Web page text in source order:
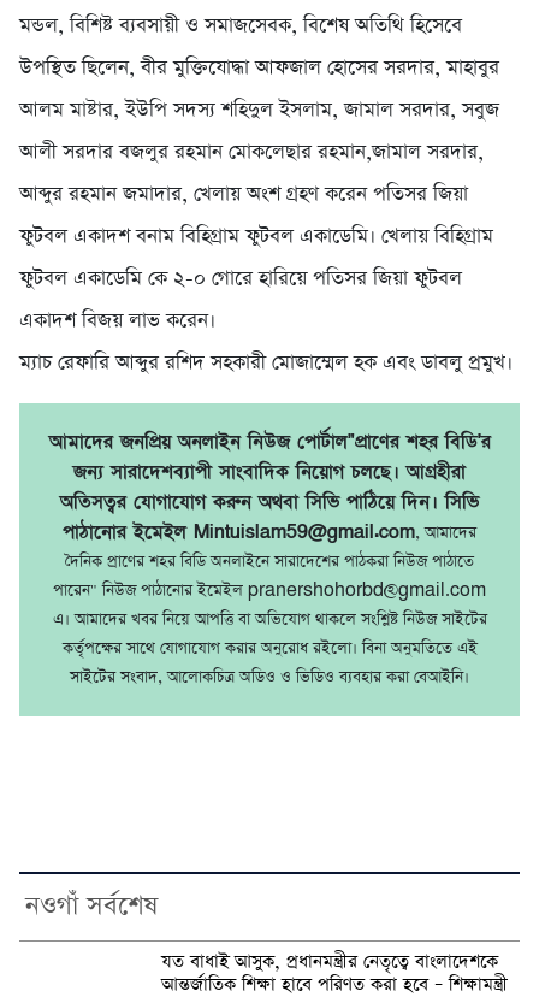
মন্ডল, বিশিষ্ট ব্যবসায়ী ও সমাজসেবক, বিশেষ অতিথি হিসেবে
উপস্থিত ছিলেন, বীর মুক্তিযোদ্ধা আফজাল হোসের সরদার, মাহাবুর
আলম মাষ্টার, ইউপি সদস্য শহিদুল ইসলাম, জামাল সরদার, সবুজ
আলী সরদার বজলুর রহমান মোকলেছার রহমান,জামাল সরদার,
আব্দুর রহমান জমাদার, খেলায় অংশ গ্রহণ করেন পতিসর জিয়া
ফুটবল একাদশ বনাম বিহিগ্রাম ফুটবল একাডেমি। খেলায় বিহিগ্রাম
ফুটবল একাডেমি কে ২-০ গোরে হারিয়ে পতিসর জিয়া ফুটবল
একাদশ বিজয় লাভ করেন।
ম্যাচ রেফারি আব্দুর রশিদ সহকারী মোজাম্মেল হক এবং ডাবলু প্রমুখ।
আমাদের জনপ্রিয় অনলাইন নিউজ পোর্টাল"প্রাণের শহর বিডি'র
জন্য সারাদেশব্যাপী সাংবাদিক নিয়োগ চলছে। আগ্রহীরা
অতিসত্বর যোগাযোগ করুন অথবা সিভি পাঠিয়ে দিন। সিভি
পাঠানোর ইমেইল Mintuislam59@gmail.com, আমাদের
দৈনিক প্রাণের শহর বিডি অনলাইনে সারাদেশের পাঠকরা নিউজ পাঠাতে
পারেন" নিউজ পাঠানোর ইমেইল pranershohorbd@gmail.com
এ। আমাদের খবর নিয়ে আপত্তি বা অভিযোগ থাকলে সংশ্লিষ্ট নিউজ সাইটের
কর্তৃপক্ষের সাথে যোগাযোগ করার অনুরোধ রইলো। বিনা অনুমতিতে এই
সাইটের সংবাদ, আলোকচিত্র অডিও ও ভিডিও ব্যবহার করা বেআইনি।
নওগাঁ সর্বশেষ
যত বাধাই আসুক, প্রধানমন্ত্রীর নেতৃত্বে বাংলাদেশকে
আন্তর্জাতিক শিক্ষা হাবে পরিণত করা হবে – শিক্ষামন্ত্রী